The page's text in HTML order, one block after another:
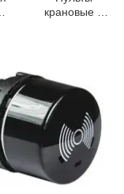
крановые и